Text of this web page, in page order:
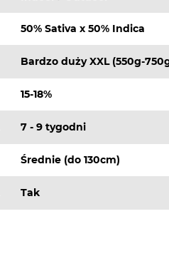
50% Sativa x 50% Indica
Bardzo duży XXL (550g-
15-18%
7 - 9 tygodni
Średnie (do 130cm)
Tak